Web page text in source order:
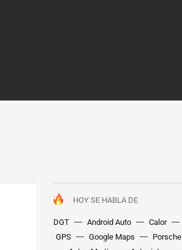
HOY SE HABLA DE
DGT Android Auto Calor
GPS
Google Maps Porsche